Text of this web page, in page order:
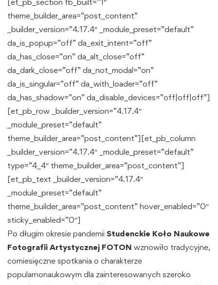
theme_builder_area=”post_content”
_builder_version=”4.17.4″ _module_preset=”default”
da_is_popup=”off” da_exit_intent=”off”
da_has_close=”on” da_alt_close=”off”
da_dark_close=”off” da_not_modal=”on”
da_is_singular=”off” da_with_loader=”off”
da_has_shadow=”on” da_disable_devices=”off|off|off”]
[et_pb_row _builder_version=”4.17.4″
_module_preset=”default”
theme_builder_area=”post_content”][et_pb_column
_builder_version=”4.17.4″ _module_preset=”default”
type=”4_4″ theme_builder_area=”post_content”]
[et_pb_text _builder_version=”4.17.4″
_module_preset=”default”
theme_builder_area=”post_content” hover_enabled=”0″
sticky_enabled=”0″]
Po długim okresie pandemii Studenckie Koło Naukowe
Fotografii Artystycznej FOTON wznowiło tradycyjne,
comiesięczne spotkania o charakterze
popularnonaukowym dla zainteresowanych szeroko